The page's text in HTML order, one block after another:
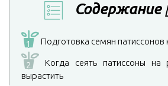
Содержание [
1 Подготовка семян патиссонов
2
Когда сеять патиссоны на
вырастить